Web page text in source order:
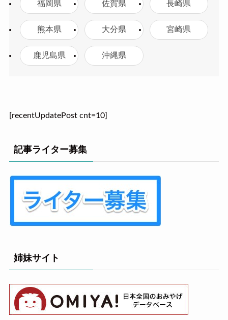
福岡県 佐賀県 長崎県
熊本県 大分県 宮崎県
鹿児島県 沖縄県
[recentUpdatePost cnt=10]
記事ライター募集
姉妹サイト